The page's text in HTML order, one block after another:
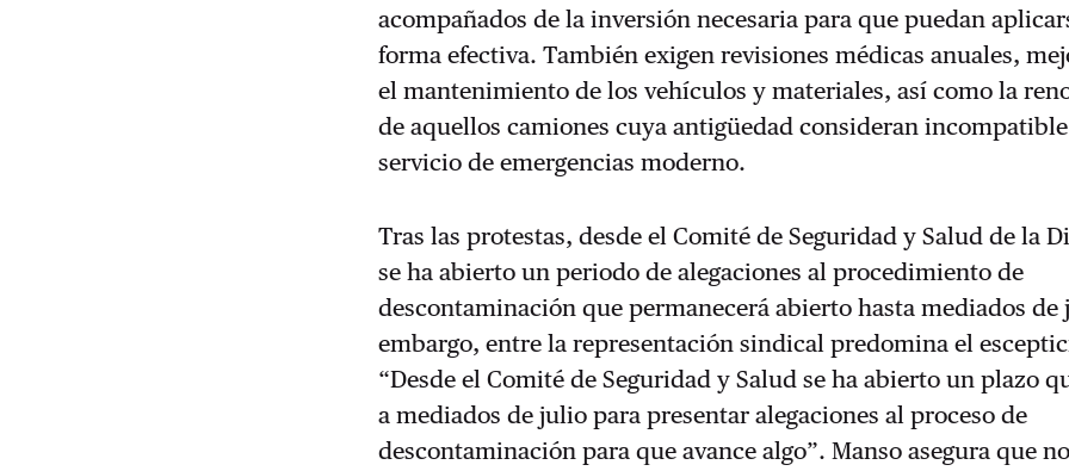
acompañados de la inversión necesaria para que puedan
forma efectiva. También exigen revisiones médicas anuales,
el mantenimiento de los vehículos y materiales, así como la
de aquellos camiones cuya antigüedad consideran
servicio de emergencias moderno.
Tras las protestas, desde el Comité de Seguridad y Salud de la
se ha abierto un periodo de alegaciones al procedimiento de
descontaminación que permanecerá abierto hasta mediados de
embargo, entre la representación sindical predomina el
“Desde el Comité de Seguridad y Salud se ha abierto un plazo
a mediados de julio para presentar alegaciones al proceso de
descontaminación para que avance algo”. Manso asegura que